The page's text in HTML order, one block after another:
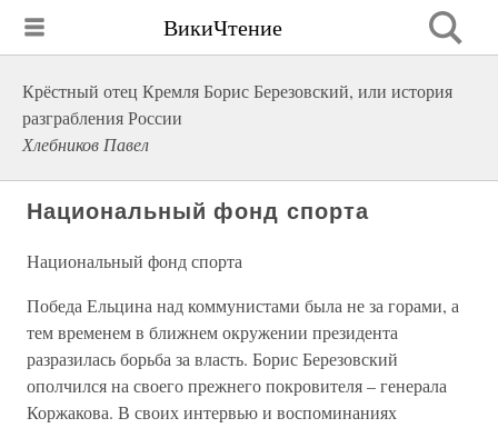
ВикиЧтение
Крёстный отец Кремля Борис Березовский, или история
разграбления России
Хлебников Павел
Национальный фонд спорта
Национальный фонд спорта
Победа Ельцина над коммунистами была не за горами, а
тем временем в ближнем окружении президента
разразилась борьба за власть. Борис Березовский
ополчился на своего прежнего покровителя – генерала
Коржакова. В своих интервью и воспоминаниях